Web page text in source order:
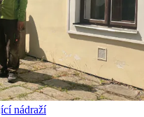
nádraží